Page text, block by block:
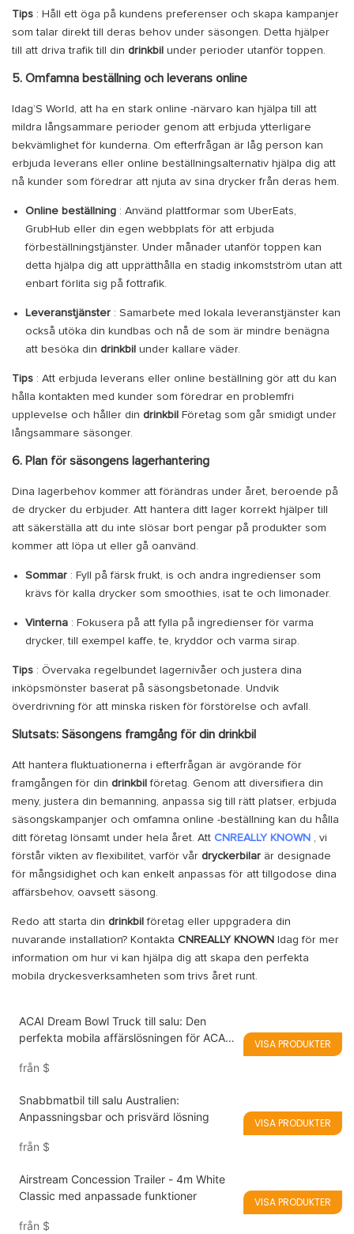
Tips : Håll ett öga på kundens preferenser och skapa kampanjer
som talar direkt till deras behov under säsongen. Detta hjälper
till att driva trafik till din drinkbil under perioder utanför toppen.
5. Omfamna beställning och leverans online
Idag’S World, att ha en stark online -närvaro kan hjälpa till att
mildra långsammare perioder genom att erbjuda ytterligare
bekvämlighet för kunderna. Om efterfrågan är låg person kan
erbjuda leverans eller online beställningsalternativ hjälpa dig att
nå kunder som föredrar att njuta av sina drycker från deras hem.
Online beställning : Använd plattformar som UberEats,
GrubHub eller din egen webbplats för att erbjuda
förbeställningstjänster. Under månader utanför toppen kan
detta hjälpa dig att upprätthålla en stadig inkomstström utan att
enbart förlita sig på fottrafik.
Leveranstjänster : Samarbete med lokala leveranstjänster kan
också utöka din kundbas och nå de som är mindre benägna
att besöka din drinkbil under kallare väder.
Tips : Att erbjuda leverans eller online beställning gör att du kan
hålla kontakten med kunder som föredrar en problemfri
upplevelse och håller din drinkbil
Företag som går smidigt under
långsammare säsonger.
6. Plan för säsongens lagerhantering
Dina lagerbehov kommer att förändras under året, beroende på
de drycker du erbjuder. Att hantera ditt lager korrekt hjälper till
att säkerställa att du inte slösar bort pengar på produkter som
kommer att löpa ut eller gå oanvänd.
Sommar : Fyll på färsk frukt, is och andra ingredienser som
krävs för kalla drycker som smoothies, isat te och limonader.
Vinterna : Fokusera på att fylla på ingredienser för varma
drycker, till exempel kaffe, te, kryddor och varma sirap.
Tips : Övervaka regelbundet lagernivåer och justera dina
inköpsmönster baserat på säsongsbetonade. Undvik
överdrivning för att minska risken för förstörelse och avfall.
Slutsats: Säsongens framgång för din drinkbil
Att hantera fluktuationerna i efterfrågan är avgörande för
framgången för din drinkbilföretag. Genom att diversifiera din
meny, justera din bemanning, anpassa sig till rätt platser, erbjuda
säsongskampanjer och omfamna online -beställning kan du hålla
ditt företag lönsamt under hela året. Att CNREALLY KNOWN , vi
förstår vikten av flexibilitet, varför vår dryckerbilar är designade
för mångsidighet och kan enkelt anpassas för att tillgodose dina
affärsbehov, oavsett säsong.
Redo att starta din drinkbilföretag eller uppgradera din
nuvarande installation? Kontakta CNREALLY KNOWN
Idag för mer
information om hur vi kan hjälpa dig att skapa den perfekta
mobila dryckesverksamheten som trivs året runt.
ACAI Dream Bowl Truck till salu: Den
perfekta mobila affärslösningen för ACAI -
från $
VISA PRODUKTER
Snabbmatbil till salu Australien:
Anpassningsbar och prisvärd lösning
från $
VISA PRODUKTER
Airstream Concession Trailer - 4m White
Classic med anpassade funktioner
från $
VISA PRODUKTER